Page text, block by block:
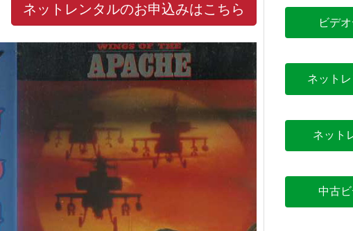
ネットレンタルのお申込みはこちら
ビデ
ネット
ネット
中古